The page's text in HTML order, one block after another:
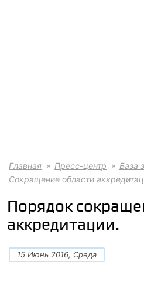
Главная Пресс-центр База
Сокращение области
Порядок
аккредитации.
15 Июнь 2016, Среда